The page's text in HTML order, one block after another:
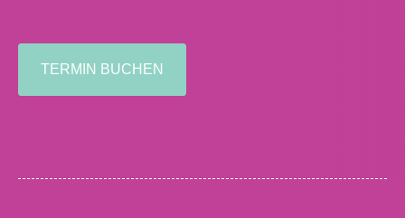
TERMIN BUCHEN